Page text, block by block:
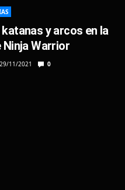
y arcos en la
Warrior
29/11/2021 0